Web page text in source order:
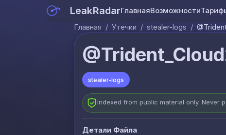
LeakRadarГлавнаяВозможности
Главная / Утечки / stealer-logs /
stealer-logs
Indexed from public material only. Never
Детали Файла